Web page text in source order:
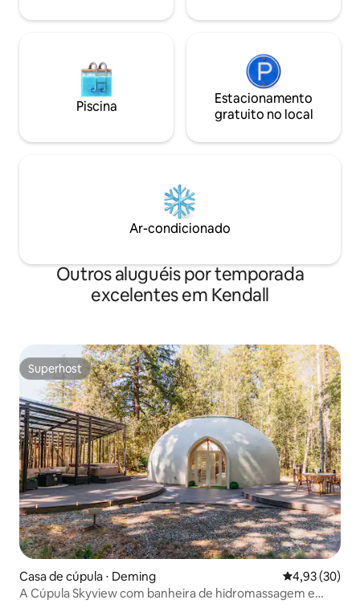
aconchegante e moderno 🌲✨ Atenção:
WFH, XBox e
Piscina
Estacionamento
gratuito no local
Ar-condicionado
Outros aluguéis por temporada
excelentes em Kendall
Superhost
Superhost
Casa de cúpula ⋅ Deming 4,93 de uma
4,93 (30)
A Cúpula Skyview com banheira de hidromassagem e